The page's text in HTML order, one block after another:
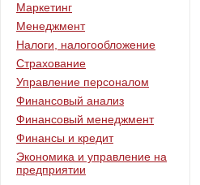
Маркетинг
Менеджмент
Налоги, налогообложение
Страхование
Управление персоналом
Финансовый анализ
Финансовый менеджмент
Финансы и кредит
Экономика и управление на
предприятии